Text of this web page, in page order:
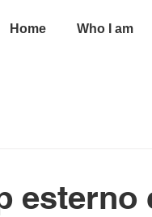
Home Who I am
esterno